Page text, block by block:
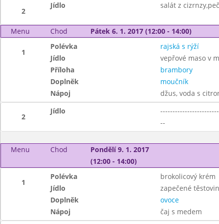
2
Jídlo salát z
Menu Chod Pátek 6. 1. 2017 (12:00 - 14:00)
1
Polévka
rajská s rýží
Jídlo
vepřové maso v
Příloha
brambory
Doplněk
moučník
Nápoj
džus, voda s
2
Jídlo
--
Menu Chod
Pondělí 9. 1. 2017
(12:00 - 14:00)
1
Polévka
brokolicový krém
Jídlo
zapečené
Doplněk
ovoce
Nápoj
čaj s medem